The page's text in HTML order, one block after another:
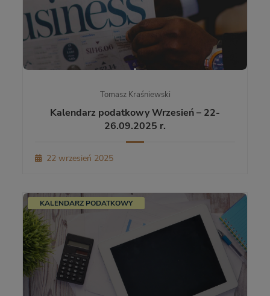
Tomasz Kraśniewski
Kalendarz podatkowy Wrzesień – 22-
26.09.2025 r.
22 wrzesień 2025
KALENDARZ PODATKOWY